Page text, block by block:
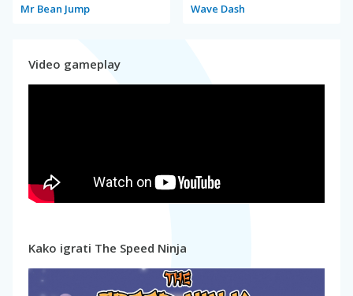
Mr Bean Jump Wave Dash
Video gameplay
Kako igrati The Speed Ninja